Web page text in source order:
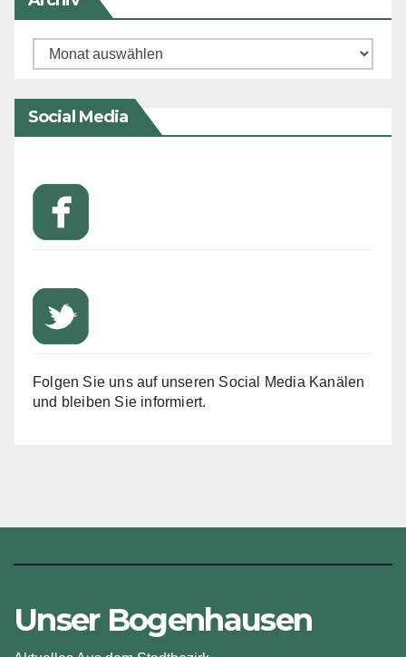
Archiv
Social Media
Folgen Sie uns auf unseren Social Media Kanälen
und bleiben Sie informiert.
Unser Bogenhausen